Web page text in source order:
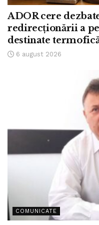
ADOR cere
redirecționării a
destinate
6 august 2026
COMUNICATE